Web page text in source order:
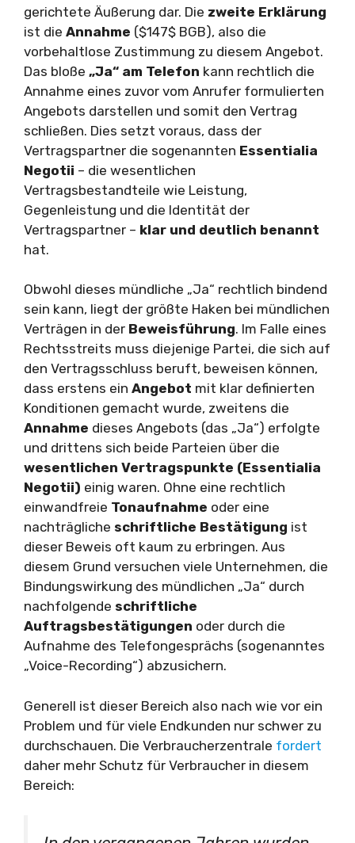
gerichtete Äußerung dar. Die zweite Erklärung
ist die Annahme ($147$ BGB), also die
vorbehaltlose Zustimmung zu diesem Angebot.
Das bloße „Ja“ am Telefon kann rechtlich die
Annahme eines zuvor vom Anrufer formulierten
Angebots darstellen und somit den Vertrag
schließen. Dies setzt voraus, dass der
Vertragspartner die sogenannten Essentialia
Negotii – die wesentlichen
Vertragsbestandteile wie Leistung,
Gegenleistung und die Identität der
Vertragspartner – klar und deutlich benannt
hat.
Obwohl dieses mündliche „Ja“ rechtlich bindend
sein kann, liegt der größte Haken bei mündlichen
Verträgen in der Beweisführung. Im Falle eines
Rechtsstreits muss diejenige Partei, die sich auf
den Vertragsschluss beruft, beweisen können,
dass erstens ein Angebot mit klar definierten
Konditionen gemacht wurde, zweitens die
Annahme dieses Angebots (das „Ja“) erfolgte
und drittens sich beide Parteien über die
wesentlichen Vertragspunkte (Essentialia
Negotii) einig waren. Ohne eine rechtlich
einwandfreie Tonaufnahme oder eine
nachträgliche schriftliche Bestätigung ist
dieser Beweis oft kaum zu erbringen. Aus
diesem Grund versuchen viele Unternehmen, die
Bindungswirkung des mündlichen „Ja“ durch
nachfolgende schriftliche
Auftragsbestätigungen oder durch die
Aufnahme des Telefongesprächs (sogenanntes
„Voice-Recording“) abzusichern.
Generell ist dieser Bereich also nach wie vor ein
Problem und für viele Endkunden nur schwer zu
durchschauen. Die Verbraucherzentrale fordert
daher mehr Schutz für Verbraucher in diesem
Bereich: